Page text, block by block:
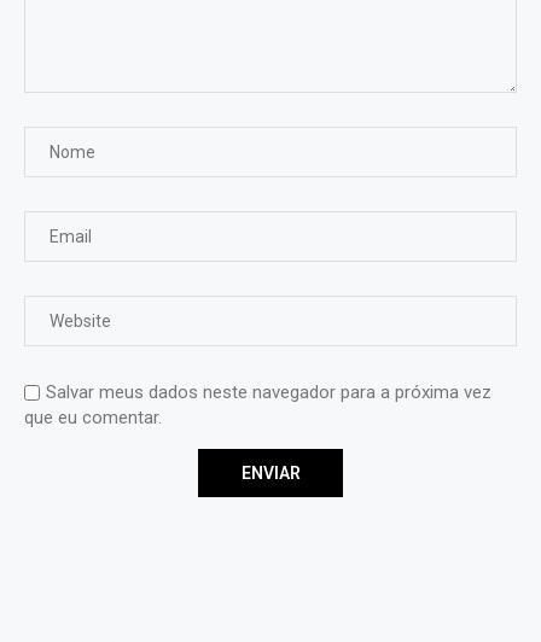
Salvar meus dados neste navegador para a próxima vez
que eu comentar.